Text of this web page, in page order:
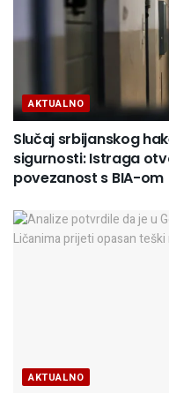
AKTUALNO
Slučaj srbijanskog
sigurnosti: Istraga
povezanost s BIA-om
AKTUALNO